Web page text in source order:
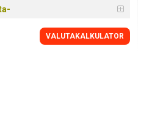
VALUTAKALKULATOR